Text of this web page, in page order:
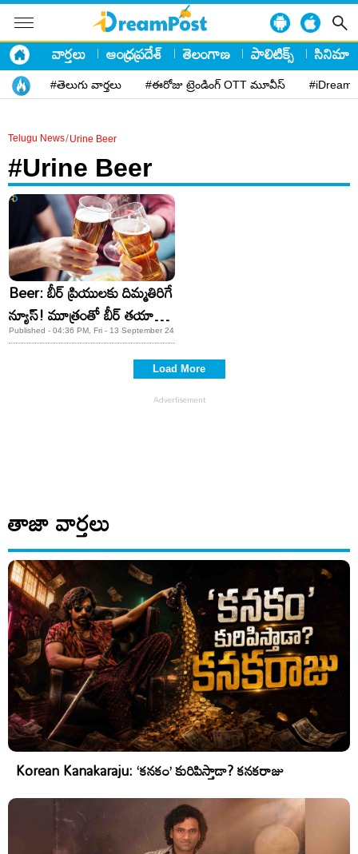
వార్తలు ఆంధ్రప్రదేశ్ తెలంగాణ పాలిటిక్స్ సినిమా
#తెలుగు వార్తలు #ఈరోజు ట్రెండింగ్ OTT మూవీస్
Telugu News/Urine Beer
#Urine Beer
Beer: బీర్ ప్రియులకు దిమ్మతిరిగే
న్యూస్! మూత్రంతో బీర్ తయారీ..
ఎక్కడంటే?
Published - 04:36 PM, Fri - 13 September 24
Load More
తాజా వార్తలు
Korean Kanakaraju: ‘కనకం’ కురిపిస్తాడా? కనకరాజు